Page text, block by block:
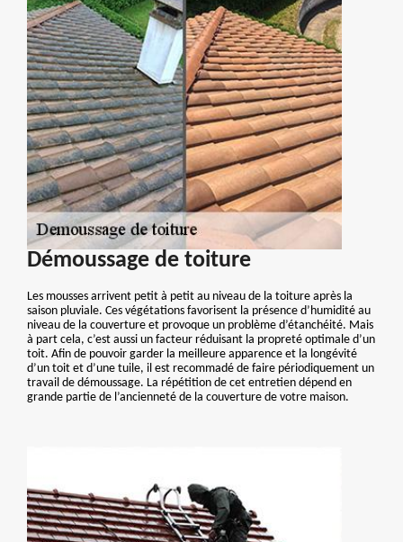
Démoussage de toiture
Les mousses arrivent petit à petit au niveau de la toiture après la
saison pluviale. Ces végétations favorisent la présence d’humidité au
niveau de la couverture et provoque un problème d’étanchéité. Mais
à part cela, c’est aussi un facteur réduisant la propreté optimale d’un
toit. Afin de pouvoir garder la meilleure apparence et la longévité
d’un toit et d’une tuile, il est recommadé de faire périodiquement un
travail de démoussage. La répétition de cet entretien dépend en
grande partie de l’ancienneté de la couverture de votre maison.